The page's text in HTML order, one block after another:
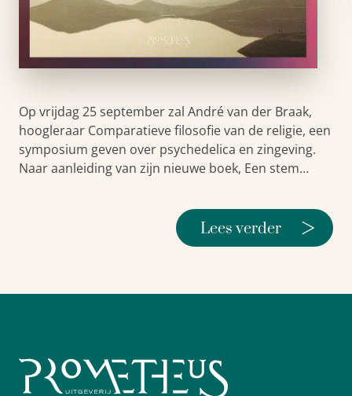
Op vrijdag 25 september zal André van der Braak,
hoogleraar Comparatieve filosofie van de religie, een
symposium geven over psychedelica en zingeving.
Naar aanleiding van zijn nieuwe boek, Een stem…
Lees verder >